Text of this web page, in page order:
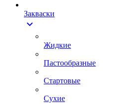
Закваски
expand_more
Жидкие
Пастообразные
Стартовые
Сухие